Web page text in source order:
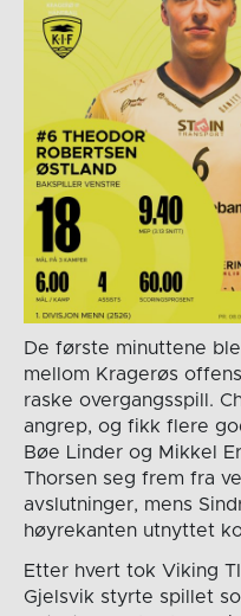
De første minuttene
mellom Kragerøs
raske overgangsspill.
angrep, og fikk flere
Bøe Linder og Mikkel
Thorsen seg frem fra
avslutninger, mens
høyrekanten utnyttet
Etter hvert tok Viking
Gjelsvik styrte spillet